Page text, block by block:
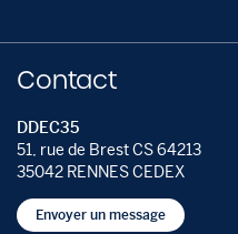
Contact
DDEC35
51, rue de Brest CS 64213
35042 RENNES CEDEX
Envoyer un message